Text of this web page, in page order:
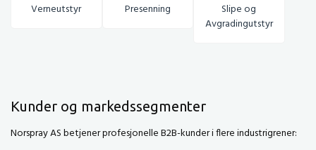
Verneutstyr Presenning Slipe og
Avgradingutstyr
Kunder og markedssegmenter
Norspray AS betjener profesjonelle B2B-kunder i flere industrigrener: